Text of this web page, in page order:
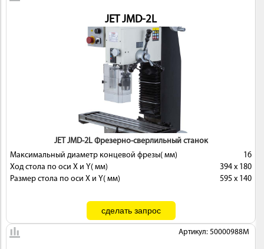
JET JMD-2L
JET JMD-2L Фрезерно-сверлильный станок
Максимальный диаметр концевой фрезы( мм)
16
Ход стола по оси X и Y( мм)
394 x 180
Размер стола по оси X и Y( мм)
595 x 140
Артикул: 50000988M